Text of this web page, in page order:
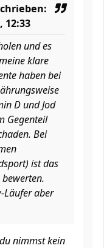
12:33
und es
klare
haben bei
D und Jod
Gegenteil
Bei
ist das
Läufer aber
nimmst kein